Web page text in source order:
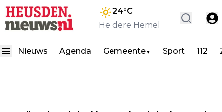
24°C
Heldere Hemel
Nieuws Agenda Gemeente▼ Sport 112